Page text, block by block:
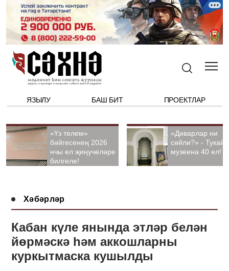
ЯЗЫЛУ БАШ БИТ ПРОЕКТЛАР
«Үз телем»
бәйгесенең 2026
нчы ел җиңүчеләре
билгеле!
«Диварлар ни
сөйли?» - Тукай
музеена 40 ел!
Хәбәрләр
Кабан күле янында этләр белән
йөрмәскә һәм аккошларны
куркытмаска кушылды